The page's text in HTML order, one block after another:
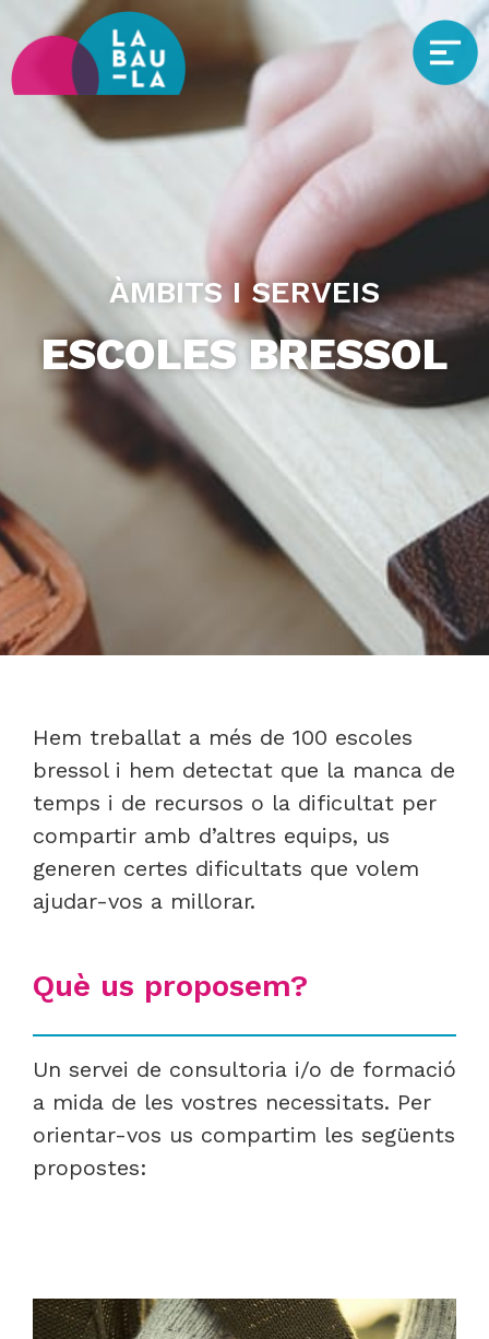
ÀMBITS I SERVEIS
ESCOLES BRESSOL
Hem treballat a més de 100 escoles
bressol i hem detectat que la manca de
temps i de recursos o la dificultat per
compartir amb d’altres equips, us
generen certes dificultats que volem
ajudar-vos a millorar.
Què us proposem?
Un servei de consultoria i/o de formació
a mida de les vostres necessitats. Per
orientar-vos us compartim les següents
propostes: